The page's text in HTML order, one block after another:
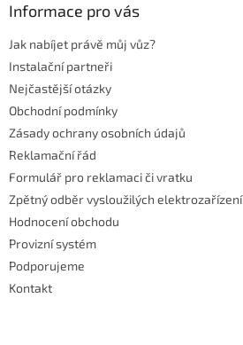
Informace pro vás
Jak nabíjet právě můj vůz?
Instalační partneři
Nejčastější otázky
Obchodní podmínky
Zásady ochrany osobních údajů
Reklamační řád
Formulář pro reklamaci či vratku
Zpětný odběr vysloužilých elektrozařízení
Hodnocení obchodu
Provizní systém
Podporujeme
Kontakt